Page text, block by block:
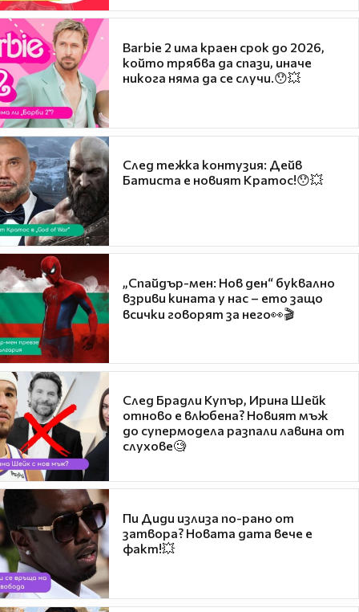
Barbie 2 има краен срок до 2026,
който трябва да спази, иначе
никога няма да се случи.😯💥
След тежка контузия: Дейв
Батиста е новият Кратос!😯💥
„Спайдър-мен: Нов ден“ буквално
взриви кината у нас – ето защо
всички говорят за него👀🎬
След Брадли Купър, Ирина Шейк
отново е влюбена? Новият мъж
до супермодела разпали лавина от
слухове🧐
Пи Диди излиза по-рано от
затвора? Новата дата вече е
факт!💥